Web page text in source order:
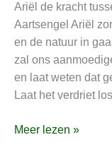
Ariël de kracht
Aartsengel Ariël
en de natuur in
zal ons
en laat weten dat
Laat het verdriet
via
waterenergie,
de
gids
zorgt
dat
een
Meer lezen »